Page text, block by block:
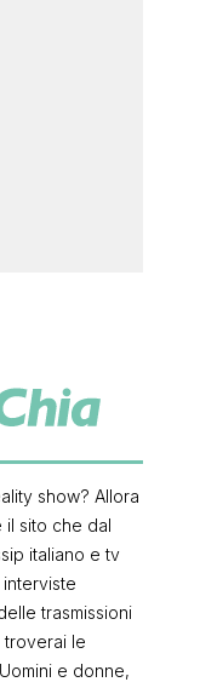
show? Allora
il sito che dal
italiano e tv
trasmissioni
troverai le
e donne,